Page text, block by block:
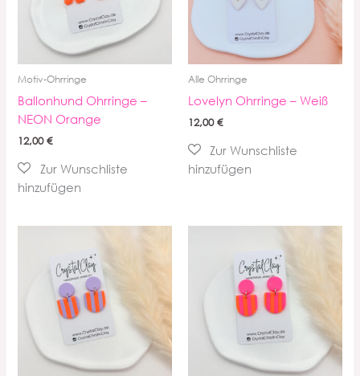
Motiv-Ohrringe
Ballonhund Ohrringe –
NEON Orange
12,00€
Alle Ohrringe
Lovelyn Ohrringe – Weiß
12,00€